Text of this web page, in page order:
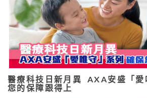
醫療科技日新月異 AXA安盛「愛
您的保障跟得上